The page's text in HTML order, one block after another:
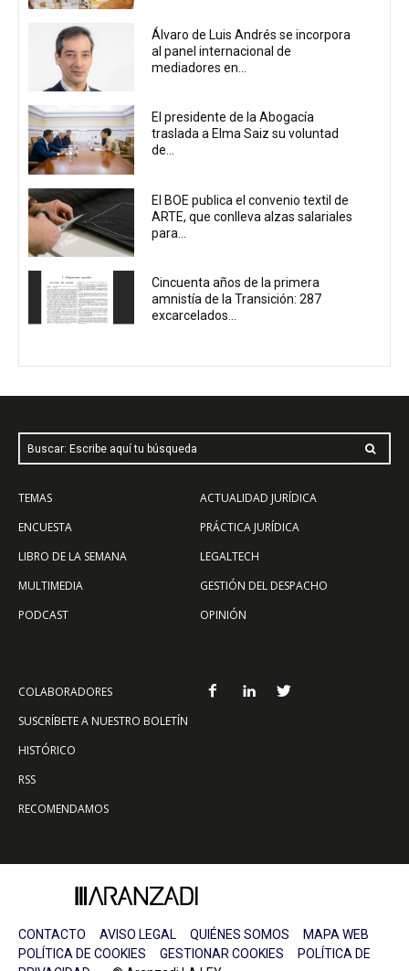
Álvaro de Luis Andrés se incorpora
al panel internacional de
mediadores en...
El presidente de la Abogacía
traslada a Elma Saiz su voluntad
de...
El BOE publica el convenio textil de
ARTE, que conlleva alzas salariales
para...
Cincuenta años de la primera
amnistía de la Transición: 287
excarcelados...
Buscar: Escribe aquí tu búsqueda
TEMAS
ENCUESTA
LIBRO DE LA SEMANA
MULTIMEDIA
PODCAST
ACTUALIDAD JURÍDICA
PRÁCTICA JURÍDICA
LEGALTECH
GESTIÓN DEL DESPACHO
OPINIÓN
COLABORADORES
SUSCRÍBETE A NUESTRO BOLETÍN
HISTÓRICO
RSS
RECOMENDAMOS
CONTACTO AVISO LEGAL QUIÉNES SOMOS
MAPA WEB
POLÍTICA DE COOKIES
GESTIONAR COOKIES
POLÍTICA DE